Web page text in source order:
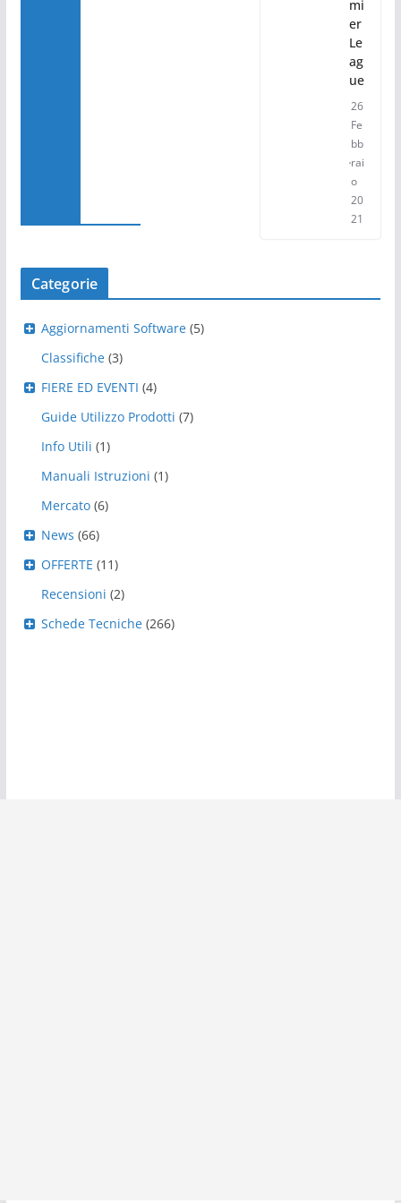
mi
er
Le
ag
ue
26
Fe
bb
rai
o
20
21
Categorie
Aggiornamenti Software (5)
Classifiche (3)
FIERE ED EVENTI (4)
Guide Utilizzo Prodotti (7)
Info Utili (1)
Manuali Istruzioni (1)
Mercato (6)
News (66)
OFFERTE (11)
Recensioni (2)
Schede Tecniche (266)